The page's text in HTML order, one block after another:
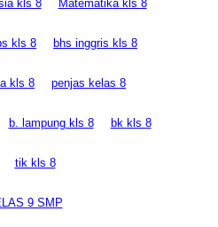
kls 8 Matematika kls 8
kls 8 bhs inggris kls 8
kls 8 penjas kelas 8
b. lampung kls 8 bk kls 8
tik kls 8
9 SMP